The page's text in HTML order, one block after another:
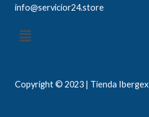
info@servicior24.store
Menú
Copyright © 2023 | Tienda Ibergex